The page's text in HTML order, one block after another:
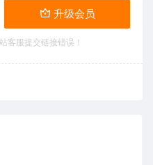
升级会员
客服提交链接错误！